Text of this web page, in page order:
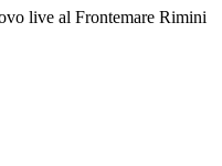
live al Frontemare Rimini